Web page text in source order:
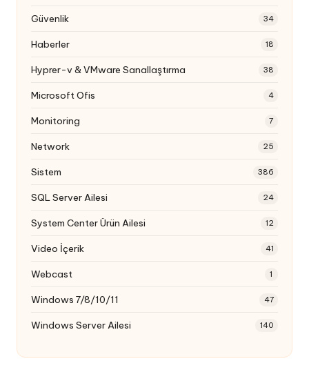
Güvenlik 34
Haberler 18
Hyprer-v & VMware Sanallaştırma 38
Microsoft Ofis 4
Monitoring 7
Network 25
Sistem 386
SQL Server Ailesi 24
System Center Ürün Ailesi 12
Video İçerik 41
Webcast 1
Windows 7/8/10/11 47
Windows Server Ailesi 140